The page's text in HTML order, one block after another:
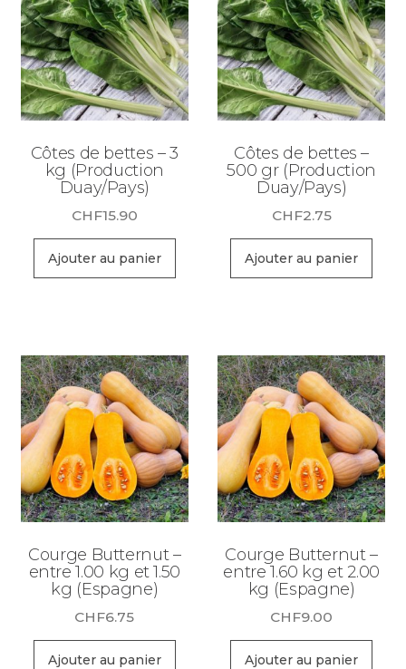
Côtes de bettes – 3
kg (Production
Duay/Pays)
CHF15.90
Ajouter au panier
Côtes de bettes –
500 gr (Production
Duay/Pays)
CHF2.75
Ajouter au panier
Courge Butternut –
entre 1.00 kg et 1.50
kg (Espagne)
CHF6.75
Ajouter au panier
Courge Butternut –
entre 1.60 kg et 2.00
kg (Espagne)
CHF9.00
Ajouter au panier